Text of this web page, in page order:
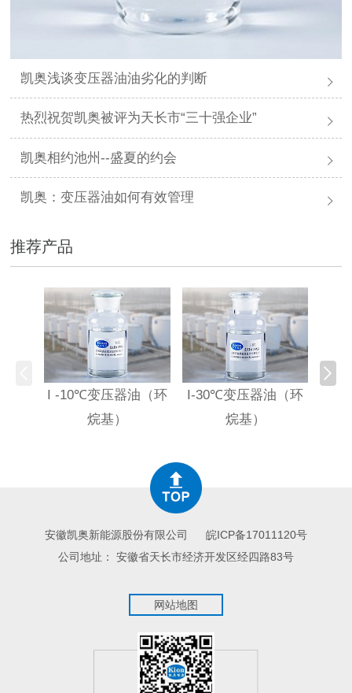
凯奥浅谈变压器油油劣化的判断
热烈祝贺凯奥被评为天长市“三十强企业”
凯奥相约池州--盛夏的约会
凯奥：变压器油如何有效管理
推荐产品
I -10℃变压器油（环
烷基）
I-30℃变压器油（环
烷基）
安徽凯奥新能源股份有限公司
皖ICP备17011120号
公司地址： 安徽省天长市经济开发区经四路83号
网站地图